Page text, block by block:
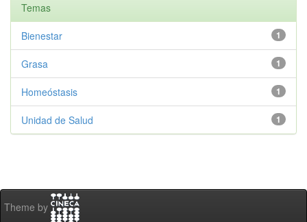
Temas
1
Bienestar
1
Grasa
1
Homeóstasis
1
Unidad de Salud
Theme by